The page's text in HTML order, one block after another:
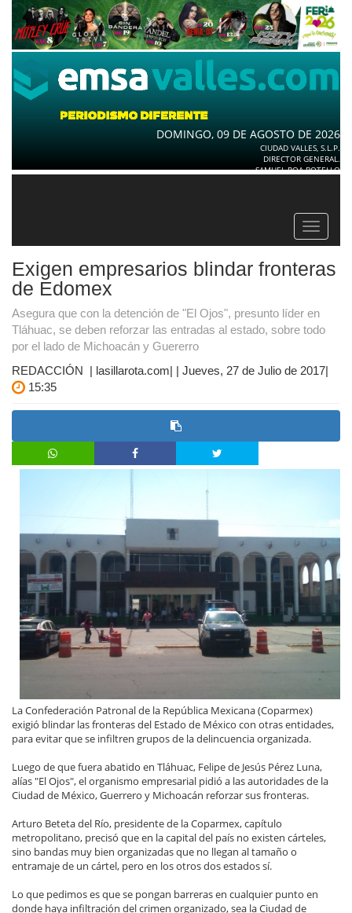
DOMINGO, 09 DE AGOSTO DE 2026
CIUDAD VALLES, S.L.P.
DIRECTOR GENERAL.
SAMUEL ROA BOTELLO
Toggle
Exigen empresarios blindar fronteras
de Edomex
Asegura que con la detención de "El Ojos", presunto líder en
Tláhuac, se deben reforzar las entradas al estado, sobre todo
por el lado de Michoacán y Guererro
REDACCIÓN | lasillarota.com| | Jueves, 27 de Julio de 2017|
15:35
La Confederación Patronal de la República Mexicana (Coparmex)
exigió blindar las fronteras del Estado de México con otras entidades,
para evitar que se infiltren grupos de la delincuencia organizada.
Luego de que fuera abatido en Tláhuac, Felipe de Jesús Pérez Luna,
alías "El Ojos", el organismo empresarial pidió a las autoridades de la
Ciudad de México, Guerrero y Michoacán reforzar sus fronteras.
Arturo Beteta del Río, presidente de la Coparmex, capítulo
metropolitano, precisó que en la capital del país no existen cárteles,
sino bandas muy bien organizadas que no llegan al tamaño o
entramaje de un cártel, pero en los otros dos estados sí.
Lo que pedimos es que se pongan barreras en cualquier punto en
donde haya infiltración del crimen organizado, sea la Ciudad de